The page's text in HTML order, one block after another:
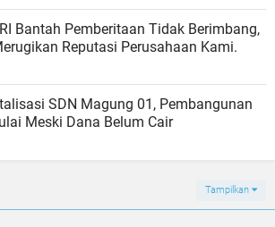
Bantah Pemberitaan Tidak Berimbang,
Reputasi Perusahaan Kami.
SDN Magung 01, Pembangunan
Meski Dana Belum Cair
Tampilkan